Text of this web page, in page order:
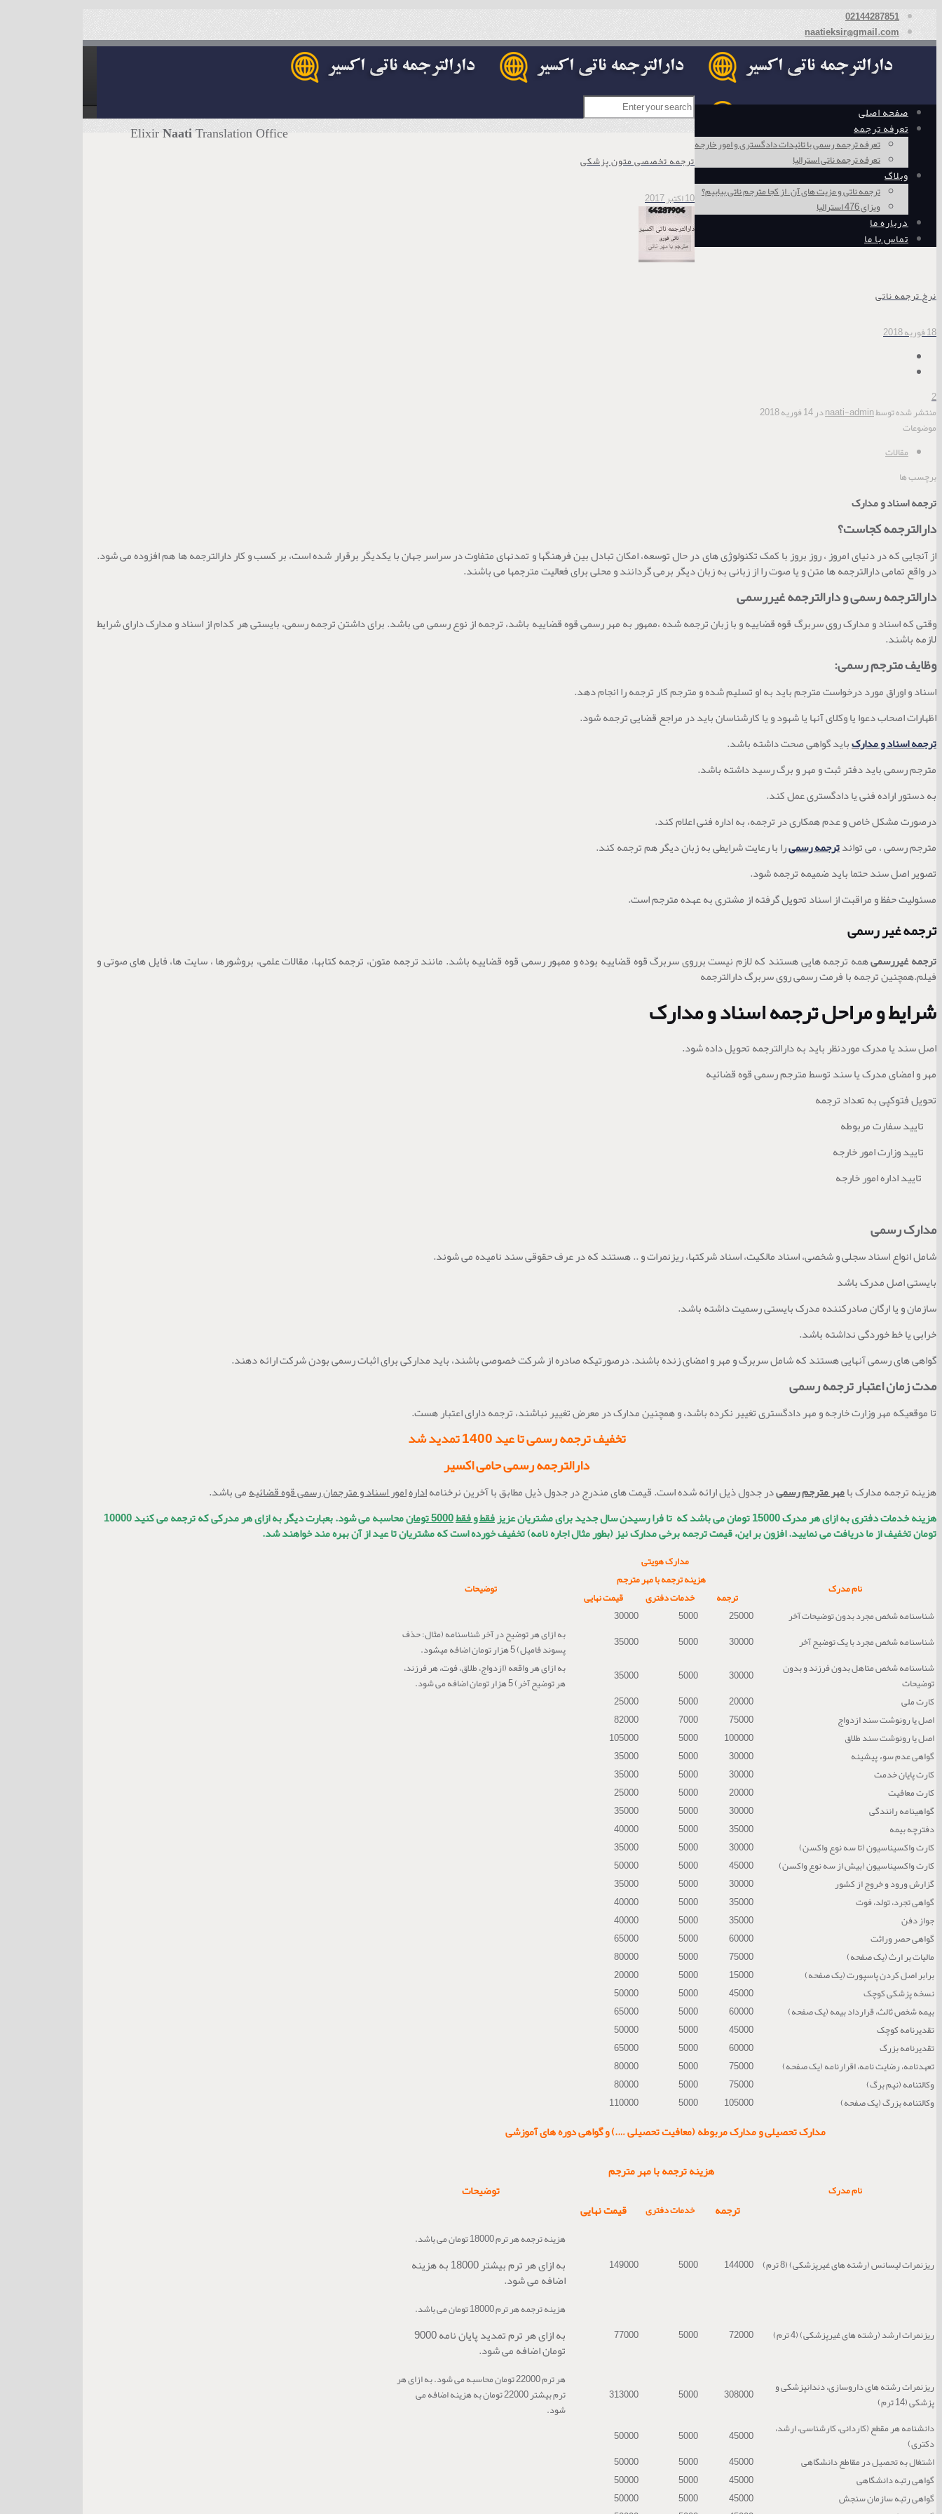
02144287851
naatieksir@gmail.com
صفحه اصلی
تعرفه ترجمه
تعرفه ترجمه رسمی با تائیدات دادگستری و امور خارجه
تعرفه ترجمه ناتی استرالیا
وبلاگ
ترجمه ناتی و مزیت های آن – از کجا مترجم ناتی بیابیم؟
ویزای 476 استرالیا
درباره ما
تماس با ما
Elixir Naati Translation Office
ترجمه تخصصی متون پزشکی
10 اکتبر 2017
نرخ ترجمه ناتی
18 فوریه 2018
2
منتشر شده توسطnaati-adminدر14 فوریه 2018
موضوعات
مقالات
برچسب ها
ترجمه اسناد و مدارک
دارالترجمه کجاست؟
از آنجایی که در دنیای امروز ، روز بروز با کمک تکنولوژی های در حال توسعه، امکان تبادل بین فرهنگها و تمدنهای متفاوت در سراسر جهان با یکدیگر برقرار شده است، بر کسب و کار دارالترجمه ها هم افزوده می شود.
در واقع تمامی دارالترجمه ها متن و یا صوت را از زبانی به زبان دیگر برمی گردانند و محلی برای فعالیت مترجمها می باشند.
دارالترجمه رسمی و دارالترجمه غیررسمی
وقتی که اسناد و مدارک روی سربرگ قوه قضاییه و با زبان ترجمه شده ،ممهور به مهر رسمی قوه قضاییه باشد، ترجمه از نوع رسمی می باشد. برای داشتن ترجمه رسمی، بایستی هر کدام از اسناد و مدارک دارای شرایط
لازمه باشند.
وظایف مترجم رسمی:
اسناد و اوراق مورد درخواست مترجم باید به او تسلیم شده و مترجم کار ترجمه را انجام دهد.
اظهارات اصحاب دعوا یا وکلای آنها یا شهود و یا کارشناسان باید در مراجع قضایی ترجمه شود.
ترجمه اسناد و مدارکباید گواهی صحت داشته باشد.
مترجم رسمی باید دفتر ثبت و مهر و برگ رسید داشته باشد.
به دستور اراده فنی یا دادگستری عمل کند.
درصورت مشکل خاص و عدم همکاری در ترجمه، به اداره فنی اعلام کند.
مترجم رسمی ، می تواندترجمه رسمیرا با رعایت شرایطی به زبان دیگر هم ترجمه کند.
تصویر اصل سند حتما باید ضمیمه ترجمه شود.
مسئولیت حفظ و مراقبت از اسناد تحویل گرفته از مشتری به عهده مترجم است.
ترجمه غیر رسمی
ترجمه غیررسمیهمه ترجمه هایی هستند که لازم نیست برروی سربرگ قوه قضاییه بوده و ممهور رسمی قوه قضاییه باشد. مانند ترجمه متون، ترجمه کتابها، مقالات علمی، بروشورها ، سایت ها، فایل های صوتی و
فیلم.همچنین ترجمه با فرمت رسمی روی سربرگ دارالترجمه
شرایط و مراحل ترجمه اسناد و مدارک
اصل سند یا مدرک موردنظر باید به دارالترجمه تحویل داده شود.
مهر و امضای مدرک یا سند توسط مترجم رسمی قوه قضائیه
تحویل فتوکپی به تعداد ترجمه
تایید سفارت مربوطه
تایید وزارت امور خارجه
تایید اداره امور خارجه
مدارک رسمی
شامل انواع اسناد سجلی و شخصی، اسناد مالکیت، اسناد شرکتها، ریزنمرات و .. هستند که در عرف حقوقی سند نامیده می شوند.
بایستی اصل مدرک باشد
سازمان و یا ارگان صادرکننده مدرک بایستی رسمیت داشته باشد.
خرابی یا خط خوردگی نداشته باشد.
گواهی های رسمی آنهایی هستند که شامل سربرگ و مهر و امضای زنده باشند. درصورتیکه صادره از شرکت خصوصی باشند، باید مدارکی برای اثبات رسمی بودن شرکت ارائه دهند.
مدت زمان اعتبار ترجمه رسمی
تا موقعیکه مهر وزارت خارجه و مهر دادگستری تغییر نکرده باشد، و همچنین مدارک در معرض تغییر نباشند، ترجمه دارای اعتبار هست.
تخفیف ترجمه رسمی تا عید 1400 تمدید شد
دارالترجمه رسمی حامی اکسیر
هزینه ترجمه مدارک بامهر مترجم رسمیدر جدول ذیل ارائه شده است. قیمت های مندرج در جدول ذیل مطابق با آخرین نرخنامهادارهامور اسناد و مترجمان رسمی قوه قضائیهمی باشد.
هزینه خدمات دفتری به ازای هر مدرک 15000 تومان می باشد که تا فرا رسیدن سال جدید برای مشتریان عزیز
فقط و فقط5000 تومان محاسبه می شود. بعبارت دیگر به ازای هر مدرکی که ترجمه می کنید 10000
تومان تخفیف از ما دریافت می نمایید. افزون بر این، قیمت ترجمه برخی مدارک نیز (بطور مثال اجاره نامه) تخفیف خورده است که مشتریان تا عید از آن بهره مند خواهند شد.
مدارک هویتی
نام مدرک
هزینه ترجمه با مهر مترجم توضیحات ترجمه خدمات دفتری
قیمت نهایی
شناسنامه شخص مجرد بدون توضیحات آخر
25000
5000
30000
شناسنامه شخص مجرد با یک توضیح آخر
30000
5000
35000
به ازای هر توضیح در آخر شناسنامه (مثال: حذف
پسوند فامیل) 5 هزار تومان اضافه میشود.
شناسنامه شخص متاهل بدون فرزند و بدون
توضیحات
30000
5000
35000
به ازای هر واقعه (ازدواج، طلاق، فوت، هر فرزند،
هر توضیح آخر) 5 هزار تومان اضافه می شود.
کارت ملی
20000
5000
25000
اصل یا رونوشت سند ازدواج
75000
7000
82000
اصل یا رونوشت سند طلاق
100000
5000
105000
گواهی عدم سوء پیشینه
30000
5000
35000
کارت پایان خدمت
30000
5000
35000
کارت معافیت
20000
5000
25000
گواهینامه رانندگی
30000
5000
35000
دفترچه بیمه
35000
5000
40000
کارت واکسیناسیون (تا سه نوع واکسن)
30000
5000
35000
کارت واکسیناسیون (بیش از سه نوع واکسن)
45000
5000
50000
گزارش ورود و خروج از کشور
30000
5000
35000
گواهی تجرد، تولد، فوت
35000
5000
40000
جواز دفن
35000
5000
40000
گواهی حصر وراثت
60000
5000
65000
مالیات بر ارث (یک صفحه)
75000
5000
80000
برابر اصل کردن پاسپورت (یک صفحه)
15000
5000
20000
نسخه پزشکی کوچک
45000
5000
50000
بیمه شخص ثالث، قرارداد بیمه (یک صفحه)
60000
5000
65000
تقدیرنامه کوچک
45000
5000
50000
تقدیرنامه بزرگ
60000
5000
65000
تعهدنامه، رضایت نامه، اقرارنامه (یک صفحه)
75000
5000
80000
وکالتنامه (نیم برگ)
75000
5000
80000
وکالتنامه بزرگ (یک صفحه)
105000
5000
110000
مدارک تحصیلی و مدارک مربوطه (معافیت تحصیلی ….) و گواهی دوره های آموزشی
نام مدرک
هزینه ترجمه با مهر مترجم
توضیحات
ترجمه
خدمات دفتری قیمت نهایی
ریزنمرات لیسانس (رشته های غیرپزشکی) (8 ترم) 144000
5000
149000
هزینه ترجمه هر ترم 18000 تومان می باشد.
به ازای هر ترم بیشتر 18000 به هزینه
اضافه می شود.
ریزنمرات ارشد (رشته های غیرپزشکی) (4 ترم) 72000
5000
77000
هزینه ترجمه هر ترم 18000 تومان می باشد.
به ازای هر ترم تمدید پایان نامه 9000
تومان اضافه می شود.
ریزنمرات رشته های داروسازی، دندانپزشکی و
پزشکی (14 ترم)
308000
5000
313000
هر ترم 22000 تومان محاسبه می شود. به ازای هر
ترم بیشتر 22000 تومان به هزینه اضافه می
شود.
دانشنامه هر مقطع (کاردانی، کارشناسی، ارشد،
دکتری)
45000
5000
50000
اشتغال به تحصیل در مقاطع دانشگاهی
45000
5000
50000
گواهی رتبه دانشگاهی
45000
5000
50000
گواهی رتبه سازمان سنجش
45000
5000
50000